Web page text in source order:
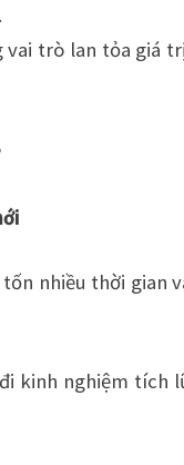
vai trò lan tỏa giá
nhiều thời
kinh nghiệm tích